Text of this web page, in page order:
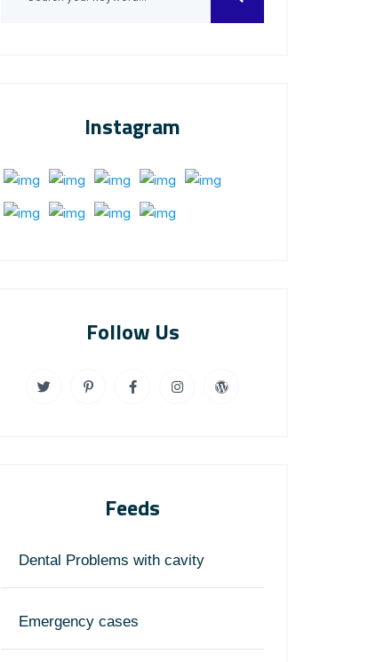
Instagram
Follow Us
Feeds
Dental Problems with cavity
Emergency cases